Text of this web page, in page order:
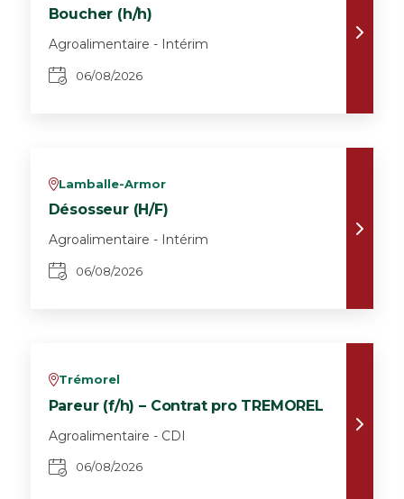
Boucher (h/h)
Agroalimentaire - Intérim
06/08/2026
vLamballe-Armor
Désosseur (H/F)
Agroalimentaire - Intérim
06/08/2026
vTrémorel
Pareur (f/h) – Contrat pro TREMOREL
Agroalimentaire - CDI
06/08/2026